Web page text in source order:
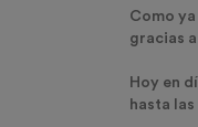
Como
gracias
Hoy en
hasta las